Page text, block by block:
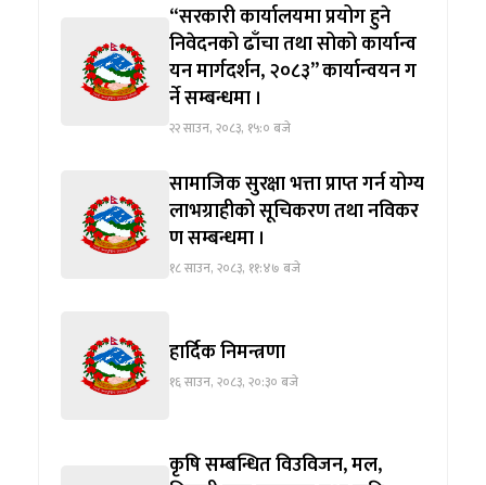
“सरकारी कार्यालयमा प्रयोग हुने
निवेदनको ढाँचा तथा सोको कार्यान्व
यन मार्गदर्शन, २०८३” कार्यान्वयन ग
र्ने सम्बन्धमा ।
२२ साउन, २०८३, १५:० बजे
सामाजिक सुरक्षा भत्ता प्राप्त गर्न योग्य
लाभग्राहीको सूचिकरण तथा नविकर
ण सम्बन्धमा ।
१८ साउन, २०८३, ११:४७ बजे
हार्दिक निमन्त्रणा
१६ साउन, २०८३, २०:३० बजे
कृषि सम्बन्धित विउविजन, मल,